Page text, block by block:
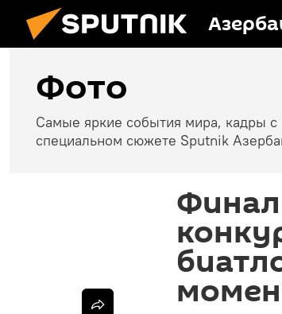
Фото
Самые яркие события мира, кадры
специальном сюжете Sputnik